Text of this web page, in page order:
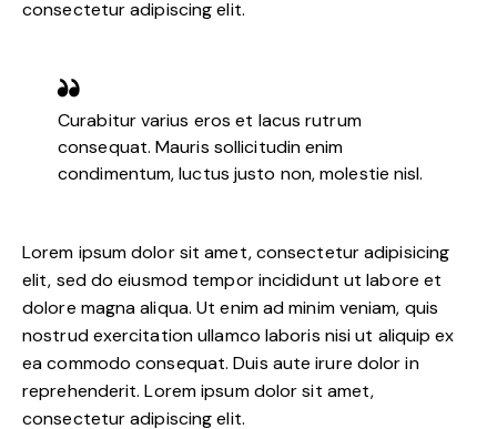
consectetur adipiscing elit.
Curabitur varius eros et lacus rutrum
consequat. Mauris sollicitudin enim
condimentum, luctus justo non, molestie nisl.
Lorem ipsum dolor sit amet, consectetur adipisicing
elit, sed do eiusmod tempor incididunt ut labore et
dolore magna aliqua. Ut enim ad minim veniam, quis
nostrud exercitation ullamco laboris nisi ut aliquip ex
ea commodo consequat. Duis aute irure dolor in
reprehenderit. Lorem ipsum dolor sit amet,
consectetur adipiscing elit.